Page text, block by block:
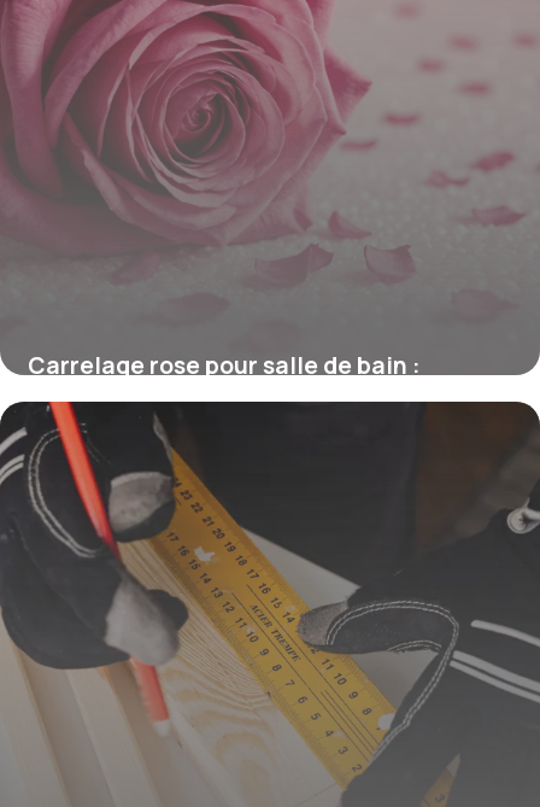
Carrelage rose pour salle de bain :
tendance élégante et apaisante
16 juin 2026